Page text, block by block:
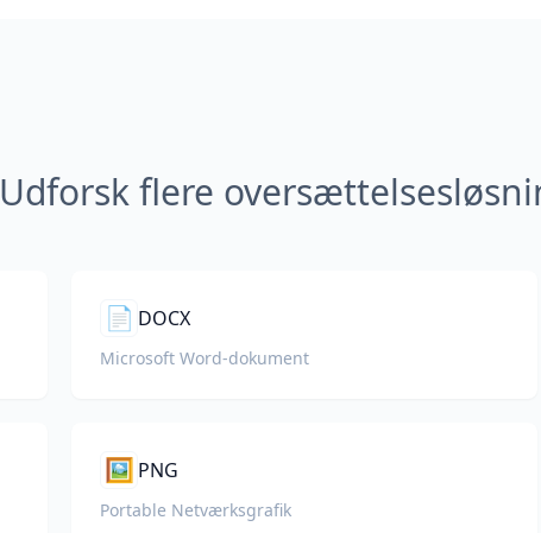
Udforsk flere
📄 DOCX
Microsoft Word-dokument
🖼️ PNG
Portable Netværksgrafik